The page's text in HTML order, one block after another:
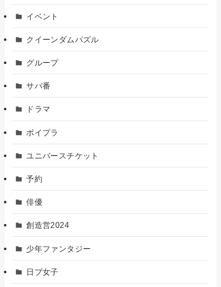
イベント
クイーンダムパズル
グループ
サバ番
ドラマ
ボイプラ
ユニバースチケット
予約
俳優
創造営2024
少年ファンタジー
日プ女子